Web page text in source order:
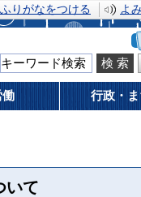
ふりがなをつける よ
働 行政・
いて